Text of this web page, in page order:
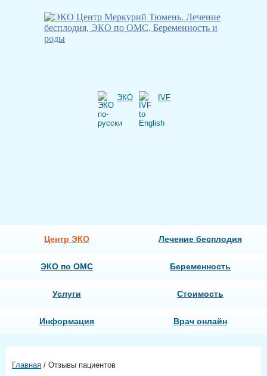
ЭКО IVF
Центр ЭКО Лечение бесплодия
ЭКО по ОМС Беременность
Услуги Стоимость
Информация Врач онлайн
Главная / Отзывы пациентов